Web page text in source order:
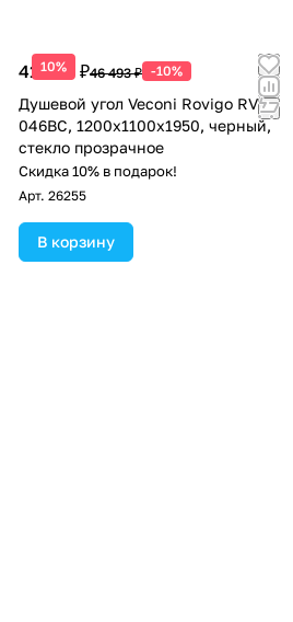
10%
41 844 ₽46 493 ₽ -10%
Душевой угол Veconi Rovigo RV-
046BС, 1200х1100х1950, черный,
стекло прозрачное
Скидка 10% в подарок!
Арт. 26255
В корзину